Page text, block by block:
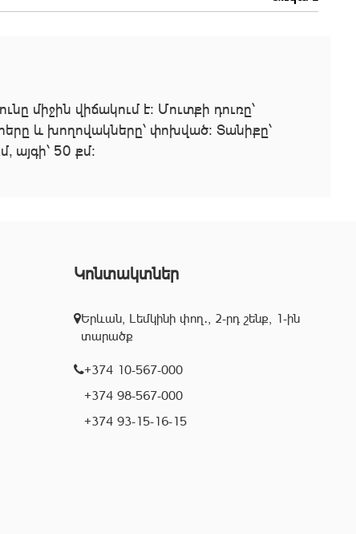
միջին վիճակում է: Մուտքի դուռը՝
և խողովակները՝ փոխված: Տանիքը՝
50 քմ։
Կոնտակտներ
Երևան, Լեմկինի փող․, 2-րդ շենք, 1-ին
տարածք
+374 10-567-000
+374 98-567-000
+374 93-15-16-15